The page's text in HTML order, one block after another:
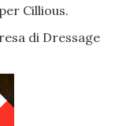
Cillious.
di Dressage